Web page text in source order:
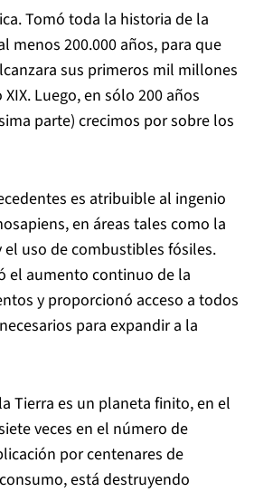
Tomó toda la historia de la
menos 200.000 años, para que
sus primeros mil millones
Luego, en sólo 200 años
parte) crecimos por sobre los
es atribuible al ingenio
en áreas tales como la
uso de combustibles fósiles.
el aumento continuo de la
y proporcionó acceso a todos
para expandir a la
Tierra es un planeta finito, en el
veces en el número de
por centenares de
está destruyendo